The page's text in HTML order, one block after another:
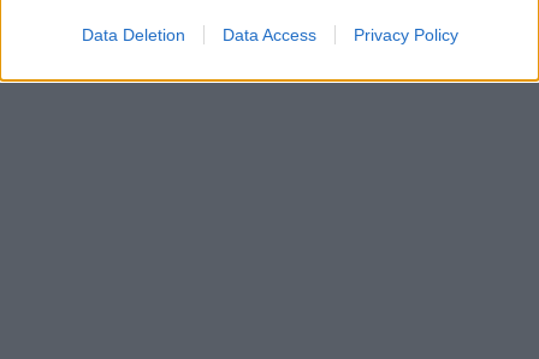
Data Deletion Data Access Privacy Policy
Großbritannien